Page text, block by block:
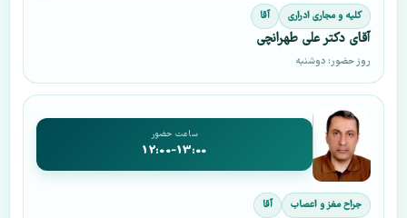
کلیه و مجاری ادراری آقا
آقای دکتر علی طهرانچی
روز حضور: دوشنبه
ساعت حضور
12:00-13:00
جراح مغز و اعصاب آقا